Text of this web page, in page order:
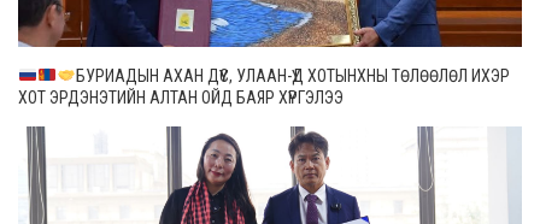
БУРИАДЫН АХАН ДҮҮС, УЛААН-ҮД ХОТЫНХНЫ ТӨЛӨӨЛӨЛ ИХЭР
ХОТ ЭРДЭНЭТИЙН АЛТАН ОЙД БАЯР ХҮРГЭЛЭЭ